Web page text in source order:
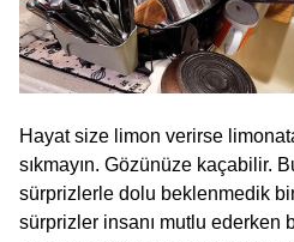
Hayat size limon verirse
sıkmayın. Gözünüze kaçabilir.
sürprizlerle dolu beklenmedik
sürprizler insanı mutlu ederken